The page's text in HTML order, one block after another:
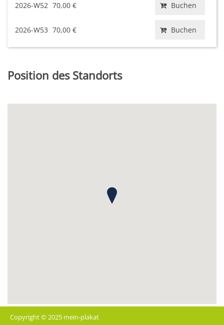
2026-W52 70,00 € Buchen
2026-W53 70,00 € Buchen
Position des Standorts
Copyright © 2025 mein-plakat